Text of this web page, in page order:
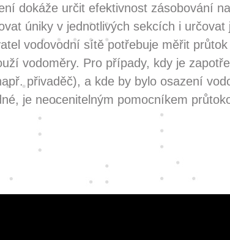
dokáže určit efektivnost zásobování
úniky v jednotlivých sekcích i určovat
vodovodní sítě potřebuje měřit
vodoměry. Pro případy, kdy je
přivaděč), a kde by bylo osazení
je neocenitelným pomocníkem